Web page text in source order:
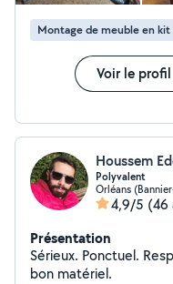
Montage de meuble en kit
Voir le profil
Houssem
Polyvalent
Orléans
4,9/5 (46
Présentation
Sérieux. Ponctuel.
bon matériel.